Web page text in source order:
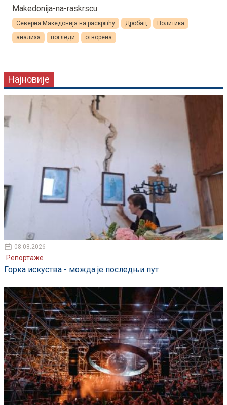
Makedonija-na-raskrscu
Северна Македонија на раскршћу Дробац
Политика
анализа
погледи отворена
Најновије
08.08.2026
Репортаже
Горка искуства - можда је последњи пут